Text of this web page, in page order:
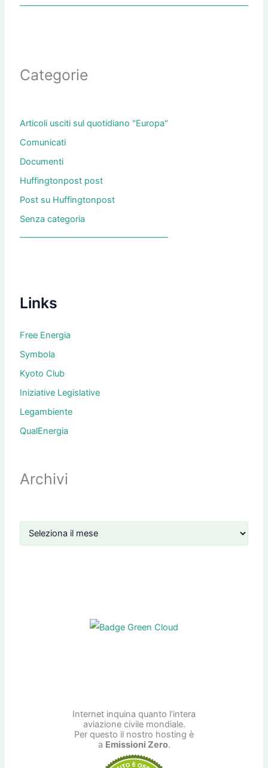
Categorie
Articoli usciti sul quotidiano "Europa"
Comunicati
Documenti
Huffingtonpost post
Post su Huffingtonpost
Senza categoria
Links
Free Energia
Symbola
Kyoto Club
Iniziative Legislative
Legambiente
QualEnergia
Archivi
Internet inquina quanto l’intera
aviazione civile mondiale.
Per questo il nostro hosting è
a Emissioni Zero.